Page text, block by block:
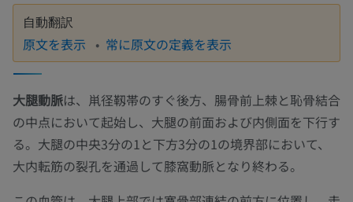
自動翻訳
原文を表示 常に原文の定義を表示
大腿動脈は、鼡径靱帯のすぐ後方、腸骨前上棘と恥骨結合
の中点において起始し、大腿の前面および内側面を下行す
る。大腿の中央3分の1と下方3分の1の境界部において、
大内転筋の裂孔を通過して膝窩動脈となり終わる。